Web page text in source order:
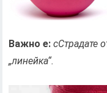
Важно е: сСтрадате
„линейка“.